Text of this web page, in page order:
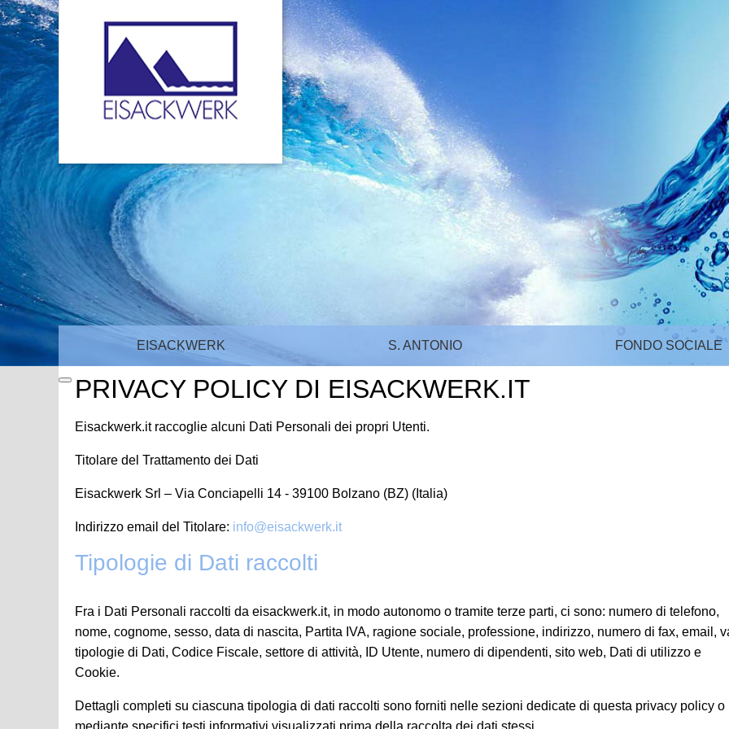
EISACKWERK S. ANTONIO FONDO SOCIALE
PRIVACY POLICY DI EISACKWERK.IT
Eisackwerk.it raccoglie alcuni Dati Personali dei propri Utenti.
Titolare del Trattamento dei Dati
Eisackwerk Srl – Via Conciapelli 14 - 39100 Bolzano (BZ) (Italia)
Indirizzo email del Titolare: info@eisackwerk.it
Tipologie di Dati raccolti
Fra i Dati Personali raccolti da eisackwerk.it, in modo autonomo o tramite terze parti, ci sono: numero di telefono,
nome, cognome, sesso, data di nascita, Partita IVA, ragione sociale, professione, indirizzo, numero di fax, email,
tipologie di Dati, Codice Fiscale, settore di attività, ID Utente, numero di dipendenti, sito web, Dati di utilizzo e
Cookie.
Dettagli completi su ciascuna tipologia di dati raccolti sono forniti nelle sezioni dedicate di questa privacy policy o
mediante specifici testi informativi visualizzati prima della raccolta dei dati stessi.